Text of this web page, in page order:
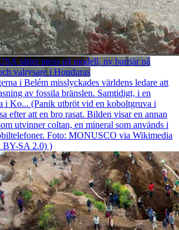
sätter press på modell, ny barriär på
valrysare i Honduras
i Belém misslyckades världens ledare att
av fossila bränslen. Samtidigt, i en
i Ko... (Panik utbröt vid en koboltgruva i
efter att en bro rasat. Bilden visar en annan
utvinner coltan, en mineral som används i
Foto: MONUSCO via Wikimedia
BY-SA 2.0) )